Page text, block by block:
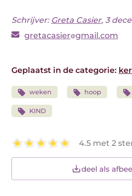
Schrijver: Greta Casier, 3
gretacasier gmail.com
Geplaatst in de categorie:
weken hoop
KIND
4.5 met 2
deel als